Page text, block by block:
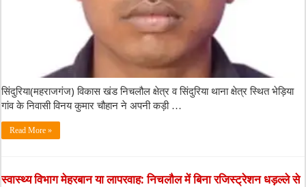
सिंदुरिया(महराजगंज) विकास खंड निचलौल क्षेत्र व सिंदुरिया थाना क्षेत्र स्थित भेड़िया
गांव के निवासी विनय कुमार चौहान ने अपनी कड़ी …
Read More »
स्वास्थ्य विभाग मेहरबान या लापरवाह: निचलौल में बिना रजिस्ट्रेशन धड़ल्ले से